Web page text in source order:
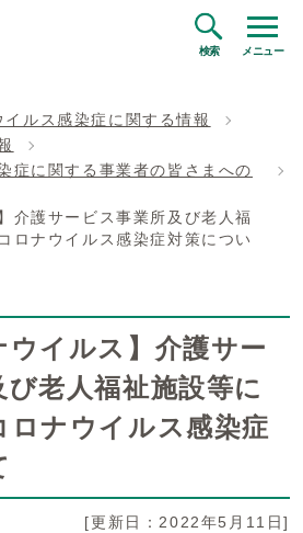
検索 メニュー
イルス感染症に関する情報
症に関する事業者の皆さまへの
介護サービス事業所及び老人福
ロナウイルス感染症対策につい
ウイルス】介護サー
び老人福祉施設等に
ロナウイルス感染症
[更新日：2022年5月11日]